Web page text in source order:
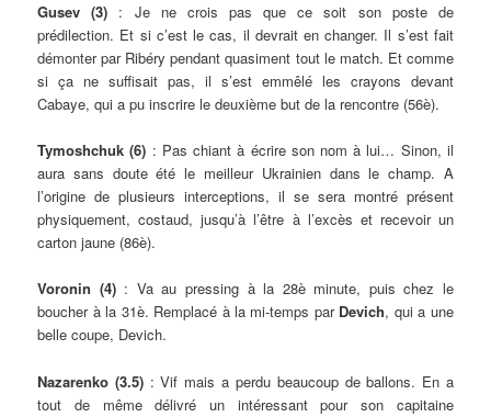
Gusev (3) : Je ne crois pas que ce soit son poste de
prédilection. Et si c’est le cas, il devrait en changer. Il s’est fait
démonter par Ribéry pendant quasiment tout le match. Et comme
si ça ne suffisait pas, il s’est emmêlé les crayons devant
Cabaye, qui a pu inscrire le deuxième but de la rencontre (56è).
Tymoshchuk (6) : Pas chiant à écrire son nom à lui… Sinon, il
aura sans doute été le meilleur Ukrainien dans le champ. A
l’origine de plusieurs interceptions, il se sera montré présent
physiquement, costaud, jusqu’à l’être à l’excès et recevoir un
carton jaune (86è).
Voronin (4): Va au pressing à la 28è minute, puis chez le
boucher à la 31è. Remplacé à la mi-temps par Devich, qui a une
belle coupe, Devich.
Nazarenko (3.5): Vif mais a perdu beaucoup de ballons. En a
tout de même délivré un intéressant pour son capitaine